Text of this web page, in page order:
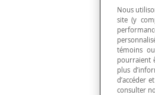
Nous
site (y
témoins
pourraient
plus
d’accéder
consulter